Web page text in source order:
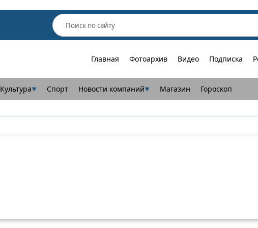
Главная Фотоархив Видео Подписка
Культура▼ Спорт Новости компаний▼ Магазин Гороскоп